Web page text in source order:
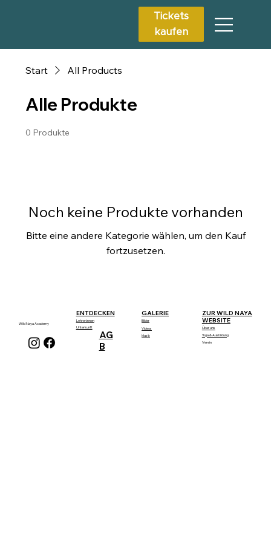
Tickets
kaufen
Start All Products
Alle Produkte
0 Produkte
Noch keine Produkte vorhanden
Bitte eine andere Kategorie wählen, um den Kauf
fortzusetzen.
Wild Naya Academy
ENTDECKEN
Lehrer:innen
Unterkunft
AG
B
GALERIE
Bilder
Videos
Musik
ZUR WILD NAYA
WEBSITE
Über uns
Yoga & Ausbildung
Verein